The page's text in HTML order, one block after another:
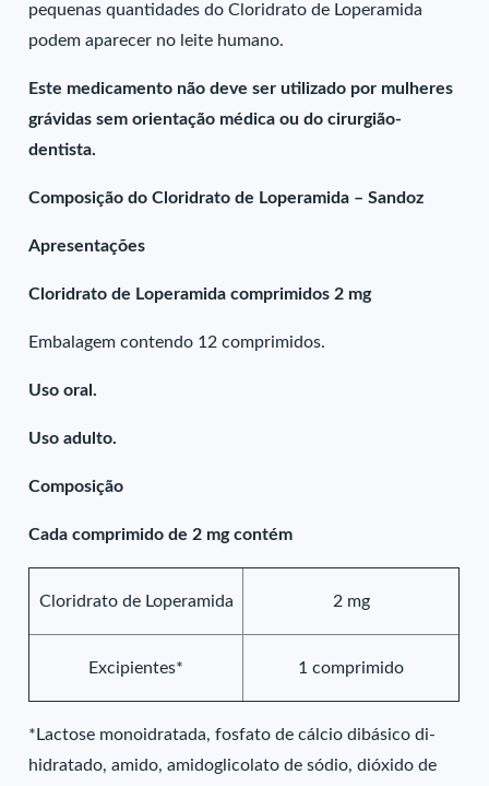
pequenas quantidades do Cloridrato de Loperamida
podem aparecer no leite humano.
Este medicamento não deve ser utilizado por mulheres
grávidas sem orientação médica ou do cirurgião-
dentista.
Composição do Cloridrato de Loperamida – Sandoz
Apresentações
Cloridrato de Loperamida comprimidos 2 mg
Embalagem contendo 12 comprimidos.
Uso oral.
Uso adulto.
Composição
Cada comprimido de 2 mg contém
Cloridrato de Loperamida 2 mg
Excipientes* 1 comprimido
*Lactose monoidratada, fosfato de cálcio dibásico di-
hidratado, amido, amidoglicolato de sódio, dióxido de